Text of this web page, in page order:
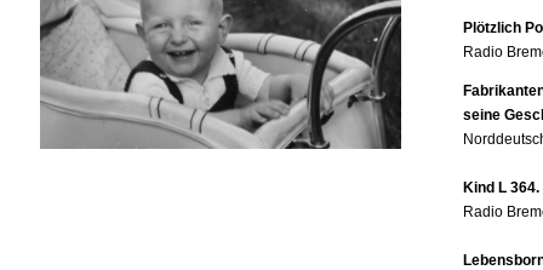
Plötzlich
Radio
seine
Kind L
Radio